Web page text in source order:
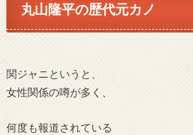
丸山隆平の歴代元カノ
関ジャニというと、
女性関係の噂が多く、
何度も報道されている